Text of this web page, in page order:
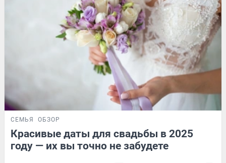
СЕМЬЯ ОБЗОР
Красивые даты для свадьбы в 2025
году — их вы точно не забудете